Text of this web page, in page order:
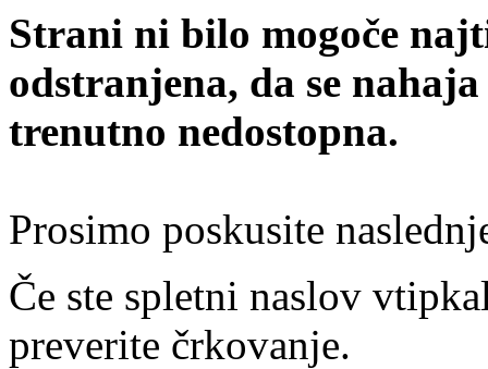
Strani ni bilo mogoče
odstranjena, da se
trenutno nedostopna.
Prosimo poskusite
Če ste spletni naslov
preverite črkovanje.